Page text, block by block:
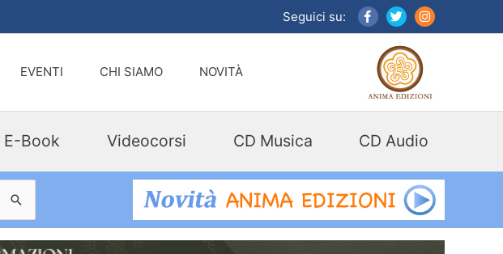
Seguici su:
EVENTI CHI SIAMO NOVITÀ
E-Book Videocorsi CD Musica CD Audio